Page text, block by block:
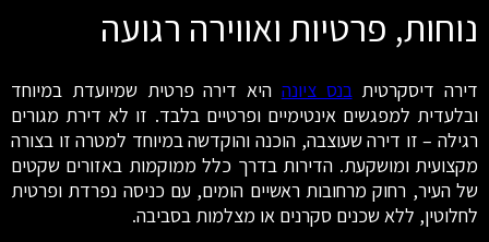
נוחות, פרטיות ואווירה רגועה
דירה דיסקרטיתבנס ציונה היא דירה פרטית שמיועדת במיוחד
ובלעדית למפגשים אינטימיים ופרטיים בלבד. זו לא דירת מגורים
רגילה – זו דירה שעוצבה, הוכנה והוקדשה במיוחד למטרה זו בצורה
מקצועית ומושקעת. הדירות בדרך כלל ממוקמות באזורים שקטים
של העיר, רחוק מרחובות ראשיים הומים, עם כניסה נפרדת ופרטית
לחלוטין, ללא שכנים סקרנים או מצלמות בסביבה.